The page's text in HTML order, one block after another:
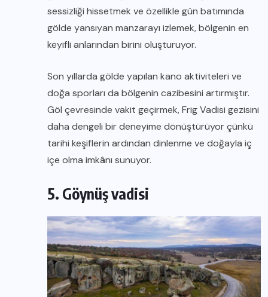
sessizliği hissetmek ve özellikle gün batımında
gölde yansıyan manzarayı izlemek, bölgenin en
keyifli anlarından birini oluşturuyor.
Son yıllarda gölde yapılan kano aktiviteleri ve
doğa sporları da bölgenin cazibesini artırmıştır.
Göl çevresinde vakit geçirmek, Frig Vadisi gezisini
daha dengeli bir deneyime dönüştürüyor çünkü
tarihi keşiflerin ardından dinlenme ve doğayla iç
içe olma imkânı sunuyor.
5. Göynüş vadisi